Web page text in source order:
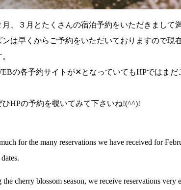
、３月とたくさんの宿泊予約をいただきまして
は早くからご予約をいただいておりますので現
の各予約サイトが✕となっていてもHPではま
ひHPの予約を覗いてみて下さいね!(^^)!
for the many reservations we have received for
cherry blossom season, we receive reservations very